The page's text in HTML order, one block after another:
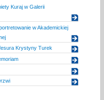
Kuraj w Galerii
w Akademickiej
Krystyny Turek